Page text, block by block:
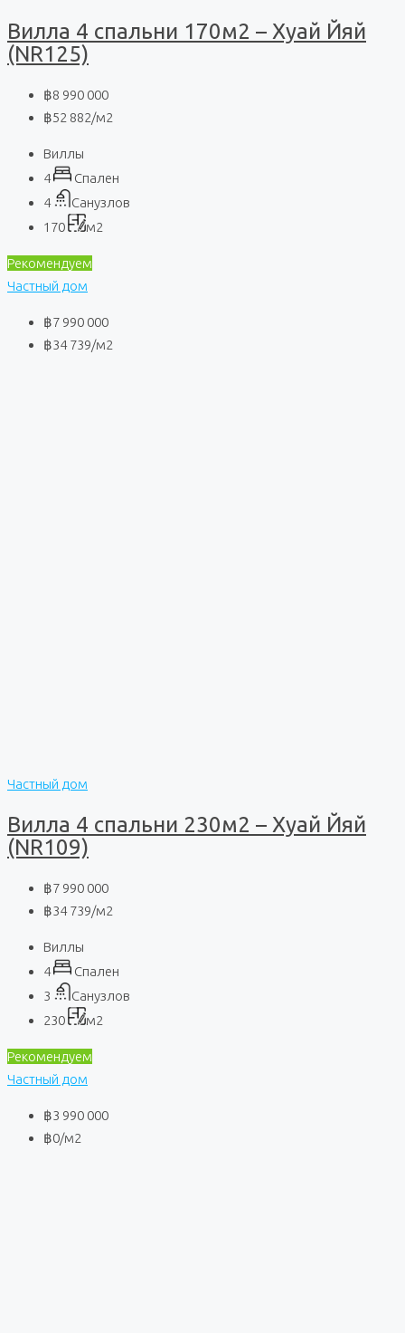
Вилла 4 спальни 170м2 – Хуай Йяй
(NR125)
฿8 990 000
฿52 882/м2
Виллы
4
Спален
4
Санузлов
170
м2
Рекомендуем
Частный дом
฿7 990 000
฿34 739/м2
Частный дом
Вилла 4 спальни 230м2 – Хуай Йяй
(NR109)
฿7 990 000
฿34 739/м2
Виллы
4
Спален
3
Санузлов
230
м2
Рекомендуем
Частный дом
฿3 990 000
฿0/м2